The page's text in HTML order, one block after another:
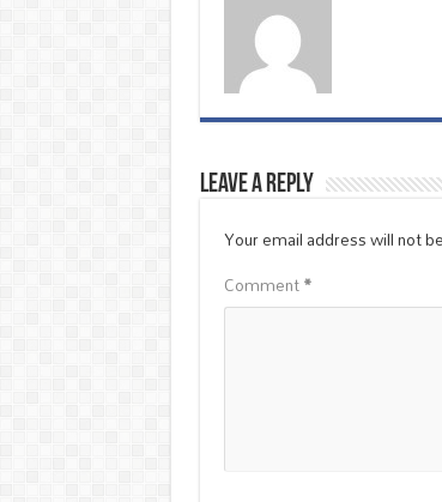
Leave a Reply
Your email address will not
Comment*